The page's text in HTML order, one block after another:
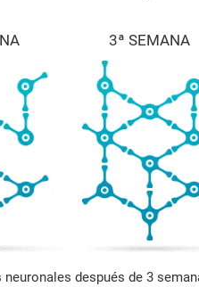
3ª SEMANA
después de 3